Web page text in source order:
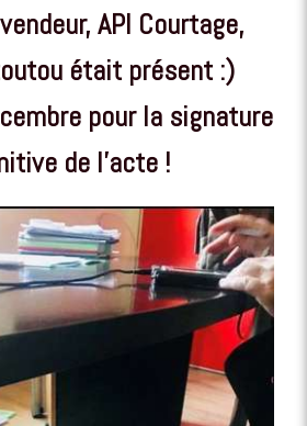
API Courtage,
était présent :)
pour la signature
de l'acte !